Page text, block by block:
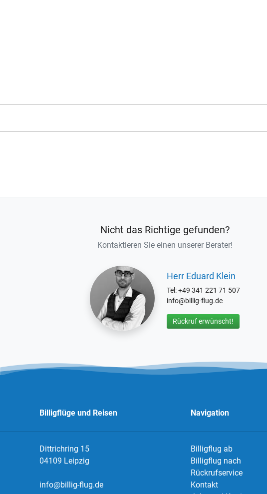
Nicht das Richtige gefunden?
Kontaktieren Sie einen unserer Berater!
Herr Eduard Klein
Tel: +49 341 221 71 507
info@billig-flug.de
Rückruf erwünscht!
Billigflüge und Reisen
Dittrichring 15
04109 Leipzig
info@billig-flug.de
Navigation
Billigflug ab
Billigflug nach
Rückrufservice
Kontakt